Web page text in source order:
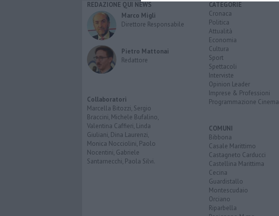
REDAZIONE QUI NEWS
Marco Migli
Direttore Responsabile
Pietro Mattonai
Redattore
Collaboratori
Marcella Bitozzi, Sergio
Braccini, Michele Bufalino,
Valentina Caffieri, Linda
Giuliani, Dina Laurenzi,
Monica Nocciolini, Paolo
Nocentini, Gabriele
Santarnecchi, Paola Silvi.
CATEGORIE
Cronaca
Politica
Attualità
Economia
Cultura
Sport
Spettacoli
Interviste
Opinion Leader
Imprese & Professioni
Programmazione Cinema
COMUNI
Bibbona
Casale Marittimo
Castagneto Carducci
Castellina Marittima
Cecina
Guardistallo
Montescudaio
Orciano
Riparbella